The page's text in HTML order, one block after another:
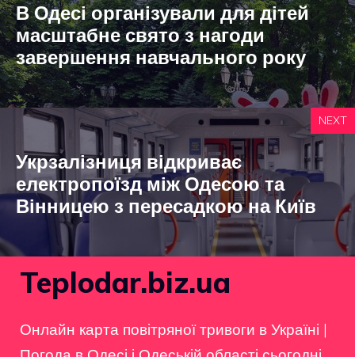
В Одесі організували для дітей
масштабне свято з нагоди
завершення навчального року
NEXT
Укрзалізниця відкриває
електропоїзд між Одесою та
Вінницею з пересадкою на Київ
Teplodar.biz.ua
Онлайн карта повітряної тривоги в Україні |